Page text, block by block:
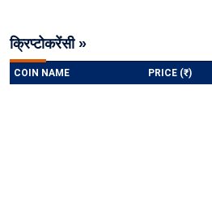
क्रिप्टोकरेंसी »